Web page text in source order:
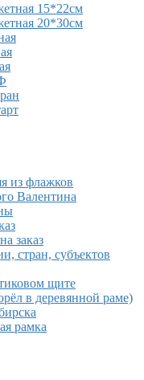
15*22см
20*30см
из флажков
Валентина
заказ
стран, субъектов
щите
в деревянной раме)
рамка